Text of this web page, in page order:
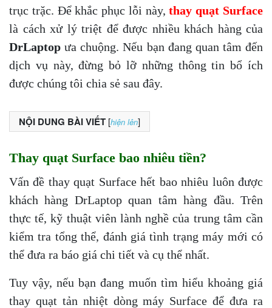
trục trặc. Để khắc phục lỗi này,thay quạt Surface
là cách xử lý triệt để được nhiều khách hàng của
DrLaptop ưa chuộng. Nếu bạn đang quan tâm đến
dịch vụ này, đừng bỏ lỡ những thông tin bổ ích
được chúng tôi chia sẻ sau đây.
NỘI DUNG BÀI VIẾT [hiện lên]
Thay quạt Surface bao nhiêu tiền?
Vấn đề thay quạt Surface hết bao nhiêu luôn được
khách hàng DrLaptop quan tâm hàng đầu. Trên
thực tế, kỹ thuật viên lành nghề của trung tâm cần
kiểm tra tổng thể, đánh giá tình trạng máy mới có
thể đưa ra báo giá chi tiết và cụ thể nhất.
Tuy vậy, nếu bạn đang muốn tìm hiểu khoảng giá
thay quạt tản nhiệt dòng máy Surface để đưa ra